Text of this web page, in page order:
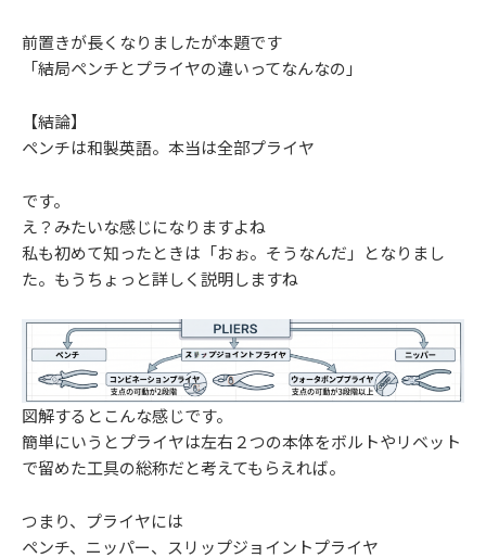
前置きが長くなりましたが本題です
「結局ペンチとプライヤの違いってなんなの」
【結論】
ペンチは和製英語。本当は全部プライヤ
です。
え？みたいな感じになりますよね
私も初めて知ったときは「おぉ。そうなんだ」となりまし
た。もうちょっと詳しく説明しますね
図解するとこんな感じです。
簡単にいうとプライヤは左右２つの本体をボルトやリベット
で留めた工具の総称だと考えてもらえれば。
つまり、プライヤには
ペンチ、ニッパー、スリップジョイントプライヤ